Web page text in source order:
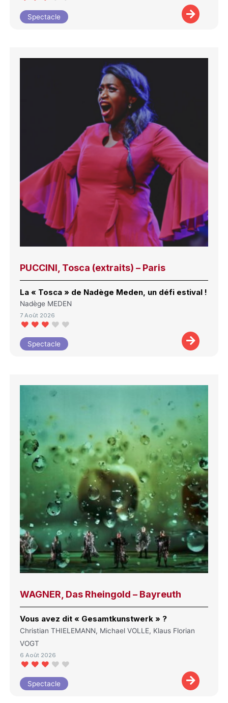
Spectacle
PUCCINI, Tosca (extraits) – Paris
La « Tosca » de Nadège Meden, un défi estival !
Nadège MEDEN
7 Août 2026
Spectacle
WAGNER, Das Rheingold – Bayreuth
Vous avez dit « Gesamtkunstwerk » ?
Christian THIELEMANN, Michael VOLLE, Klaus Florian
VOGT
6 Août 2026
Spectacle